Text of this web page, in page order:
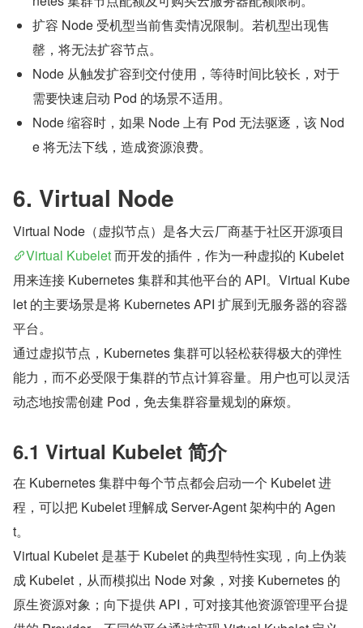
扩容 Node 受机型当前售卖情况限制。若机型出现售
罄，将无法扩容节点。
Node 从触发扩容到交付使用，等待时间比较长，对于
需要快速启动 Pod 的场景不适用。
Node 缩容时，如果 Node 上有 Pod 无法驱逐，该 Nod
e 将无法下线，造成资源浪费。
6. Virtual Node
Virtual Kubelet 而开发的插件，作为一种虚拟的 Kubelet
用来连接 Kubernetes 集群和其他平台的 API。Virtual Kube
let 的主要场景是将 Kubernetes API 扩展到无服务器的容器
平台。
通过虚拟节点，Kubernetes 集群可以轻松获得极大的弹性
能力，而不必受限于集群的节点计算容量。用户也可以灵活
动态地按需创建 Pod，免去集群容量规划的麻烦。
6.1 Virtual Kubelet 简介
在 Kubernetes 集群中每个节点都会启动一个 Kubelet 进
程，可以把 Kubelet 理解成 Server-Agent 架构中的 Agen
t。
Virtual Kubelet 是基于 Kubelet 的典型特性实现，向上伪装
成 Kubelet，从而模拟出 Node 对象，对接 Kubernetes 的
原生资源对象；向下提供 API，可对接其他资源管理平台提